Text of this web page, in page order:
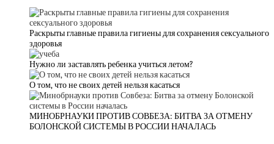
Раскрыты главные правила гигиены для сохранения сексуального
здоровья
Нужно ли заставлять ребенка учиться летом?
О том, что не своих детей нельзя касаться
МИНОБРНАУКИ ПРОТИВ СОВБЕЗА: БИТВА ЗА ОТМЕНУ
БОЛОНСКОЙ СИСТЕМЫ В РОССИИ НАЧАЛАСЬ